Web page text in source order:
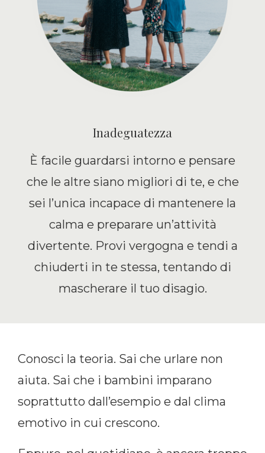
Inadeguatezza
È facile guardarsi intorno e pensare
che le altre siano migliori di te, e che
sei l’unica incapace di mantenere la
calma e preparare un’attività
divertente. Provi vergogna e tendi a
chiuderti in te stessa, tentando di
mascherare il tuo disagio.
Conosci la teoria. Sai che urlare non
aiuta. Sai che i bambini imparano
soprattutto dall’esempio e dal clima
emotivo in cui crescono.